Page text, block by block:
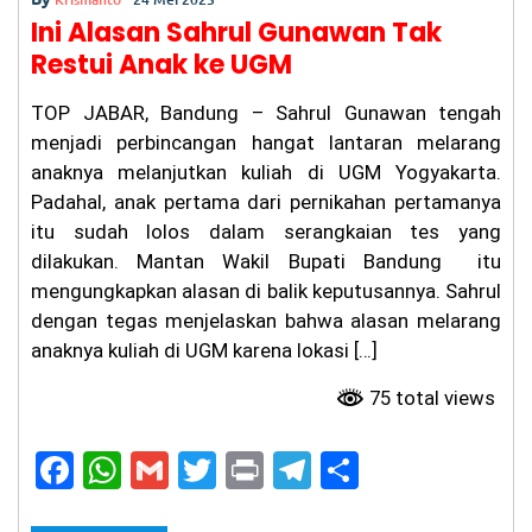
st
ab
es
nd
g
Be
rti
ak
of
es
io
na
an
sp
ar
Ini Alasan Sahrul Gunawan Tak
Restui Anak ke UGM
TOP JABAR, Bandung – Sahrul Gunawan tengah
menjadi perbincangan hangat lantaran melarang
anaknya melanjutkan kuliah di UGM Yogyakarta.
Padahal, anak pertama dari pernikahan pertamanya
itu sudah lolos dalam serangkaian tes yang
dilakukan. Mantan Wakil Bupati Bandung itu
mengungkapkan alasan di balik keputusannya. Sahrul
dengan tegas menjelaskan bahwa alasan melarang
anaknya kuliah di UGM karena lokasi […]
75 total views
F W G T Pr T